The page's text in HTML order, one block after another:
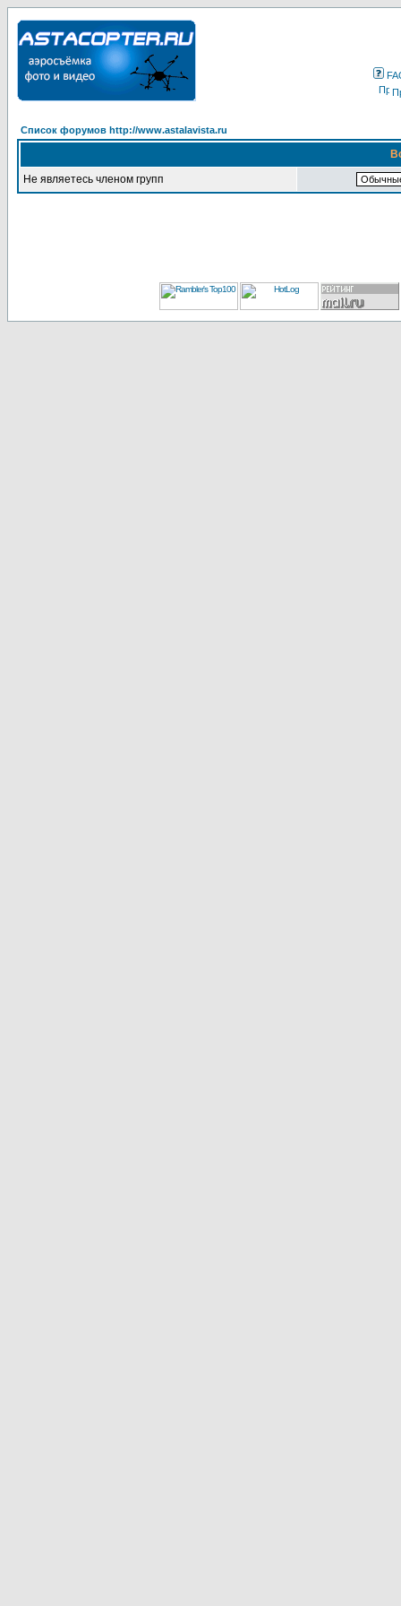
Список форумов http://www.astalavista.ru
Не являетесь членом групп